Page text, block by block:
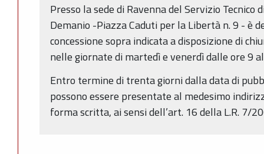
Presso la sede di Ravenna del Servizio Tecnico
Demanio -Piazza Caduti per la Libertà n. 9 - è
concessione sopra indicata a disposizione di
nelle giornate di martedì e venerdì dalle ore 9
Entro termine di trenta giorni dalla data di
possono essere presentate al medesimo
forma scritta, ai sensi dell’art. 16 della L.R. 7/